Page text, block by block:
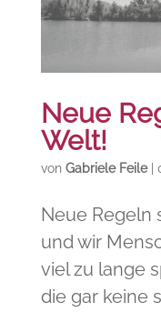
Neue
Welt!
von Gabriele Feile|
Neue Regeln
und wir
viel zu lange
die gar keine